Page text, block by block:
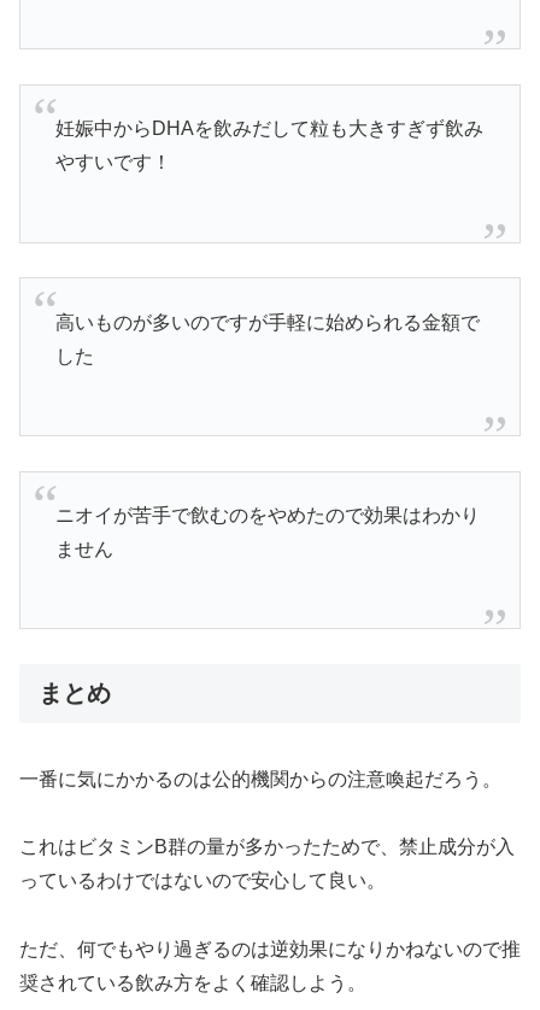
妊娠中からDHAを飲みだして粒も大きすぎず飲み
やすいです！
高いものが多いのですが手軽に始められる金額で
した
ニオイが苦手で飲むのをやめたので効果はわかり
ません
まとめ
一番に気にかかるのは公的機関からの注意喚起だろう。
これはビタミンB群の量が多かったためで、禁止成分が入
っているわけではないので安心して良い。
ただ、何でもやり過ぎるのは逆効果になりかねないので推
奨されている飲み方をよく確認しよう。